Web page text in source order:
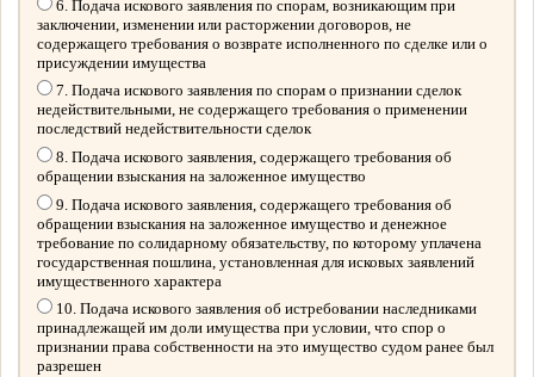
6. Подача искового заявления по спорам, возникающим при
заключении, изменении или расторжении договоров, не
содержащего требования о возврате исполненного по сделке или о
присуждении имущества
7. Подача искового заявления по спорам о признании сделок
недействительными, не содержащего требования о применении
последствий недействительности сделок
8. Подача искового заявления, содержащего требования об
обращении взыскания на заложенное имущество
9. Подача искового заявления, содержащего требования об
обращении взыскания на заложенное имущество и денежное
требование по солидарному обязательству, по которому уплачена
государственная пошлина, установленная для исковых заявлений
имущественного характера
10. Подача искового заявления об истребовании наследниками
принадлежащей им доли имущества при условии, что спор о
признании права собственности на это имущество судом ранее был
разрешен